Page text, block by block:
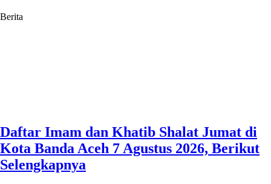
Berita
Daftar Imam dan Khatib Shalat Jumat di
Kota Banda Aceh 7 Agustus 2026, Berikut
Selengkapnya